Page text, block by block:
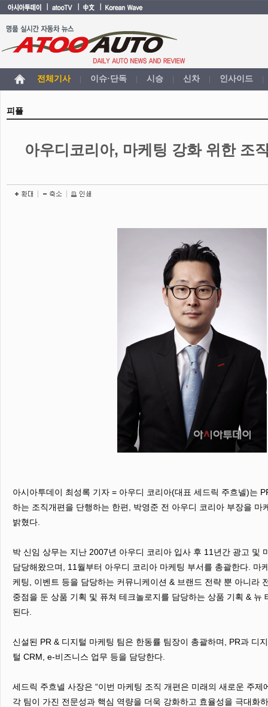
전체기사 | 이슈·단독 | 시승 | 신차 | 인사이드 |
피플
아우디코리아, 마케팅 강화 위한 조
아시아투데이 최성록 기자 = 아우디 코리아(대표 세드릭 주흐넬)는
하는 조직개편을 단행하는 한편, 박영준 전 아우디 코리아 부장을 마
밝혔다.
박 신임 상무는 지난 2007년 아우디 코리아 입사 후 11년간 광고 및
담당해왔으며, 11월부터 아우디 코리아 마케팅 부서를 총괄한다. 마
케팅, 이벤트 등을 담당하는 커뮤니케이션 & 브랜드 전략 뿐 아니라
중점을 둔 상품 기획 및 퓨쳐 테크놀로지를 담당하는 상품 기획 & 뉴
된다.
신설된 PR & 디지털 마케팅 팀은 한동률 팀장이 총괄하며, PR과 디
털 CRM, e-비즈니스 업무 등을 담당한다.
세드릭 주흐넬 사장은 “이번 마케팅 조직 개편은 미래의 새로운 주제
각 팀이 가진 전문성과 핵심 역량을 더욱 강화하고 효율성을 극대화